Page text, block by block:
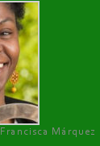
Márquez